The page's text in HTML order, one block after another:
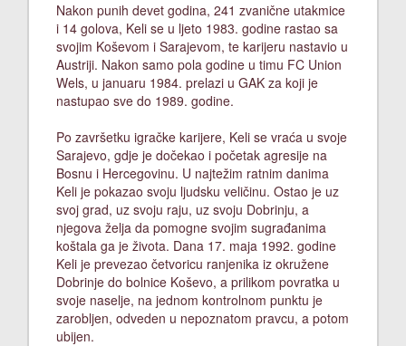
Nakon punih devet godina, 241 zvanične utakmice
i 14 golova, Keli se u ljeto 1983. godine rastao sa
svojim Koševom i Sarajevom, te karijeru nastavio u
Austriji. Nakon samo pola godine u timu FC Union
Wels, u januaru 1984. prelazi u GAK za koji je
nastupao sve do 1989. godine.
Po završetku igračke karijere, Keli se vraća u svoje
Sarajevo, gdje je dočekao i početak agresije na
Bosnu i Hercegovinu. U najtežim ratnim danima
Keli je pokazao svoju ljudsku veličinu. Ostao je uz
svoj grad, uz svoju raju, uz svoju Dobrinju, a
njegova želja da pomogne svojim sugrađanima
koštala ga je života. Dana 17. maja 1992. godine
Keli je prevezao četvoricu ranjenika iz okružene
Dobrinje do bolnice Koševo, a prilikom povratka u
svoje naselje, na jednom kontrolnom punktu je
zarobljen, odveden u nepoznatom pravcu, a potom
ubijen.